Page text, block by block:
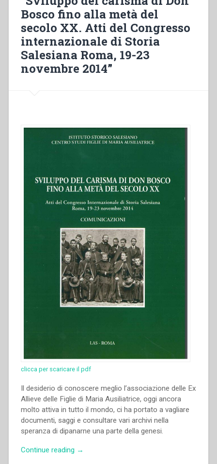
carisma
di
Don
Bosco
fino
alla
metà
del
Congresso
Salesiana
Roma,
19-
novembre
2014””
Bosco fino alla metà del
secolo XX. Atti del Congresso
internazionale di Storia
Salesiana Roma, 19-23
novembre 2014”
clicca per scaricare il pdf
Il desiderio di conoscere meglio l’associazione delle Ex
Allieve delle Figlie di Maria Ausiliatrice, oggi ancora
molto attiva in tutto il mondo, ci ha portato a vagliare
documenti, saggi e consultare vari archivi nella
speranza di dipanarne una parte della genesi.
Continue reading “Monica
→